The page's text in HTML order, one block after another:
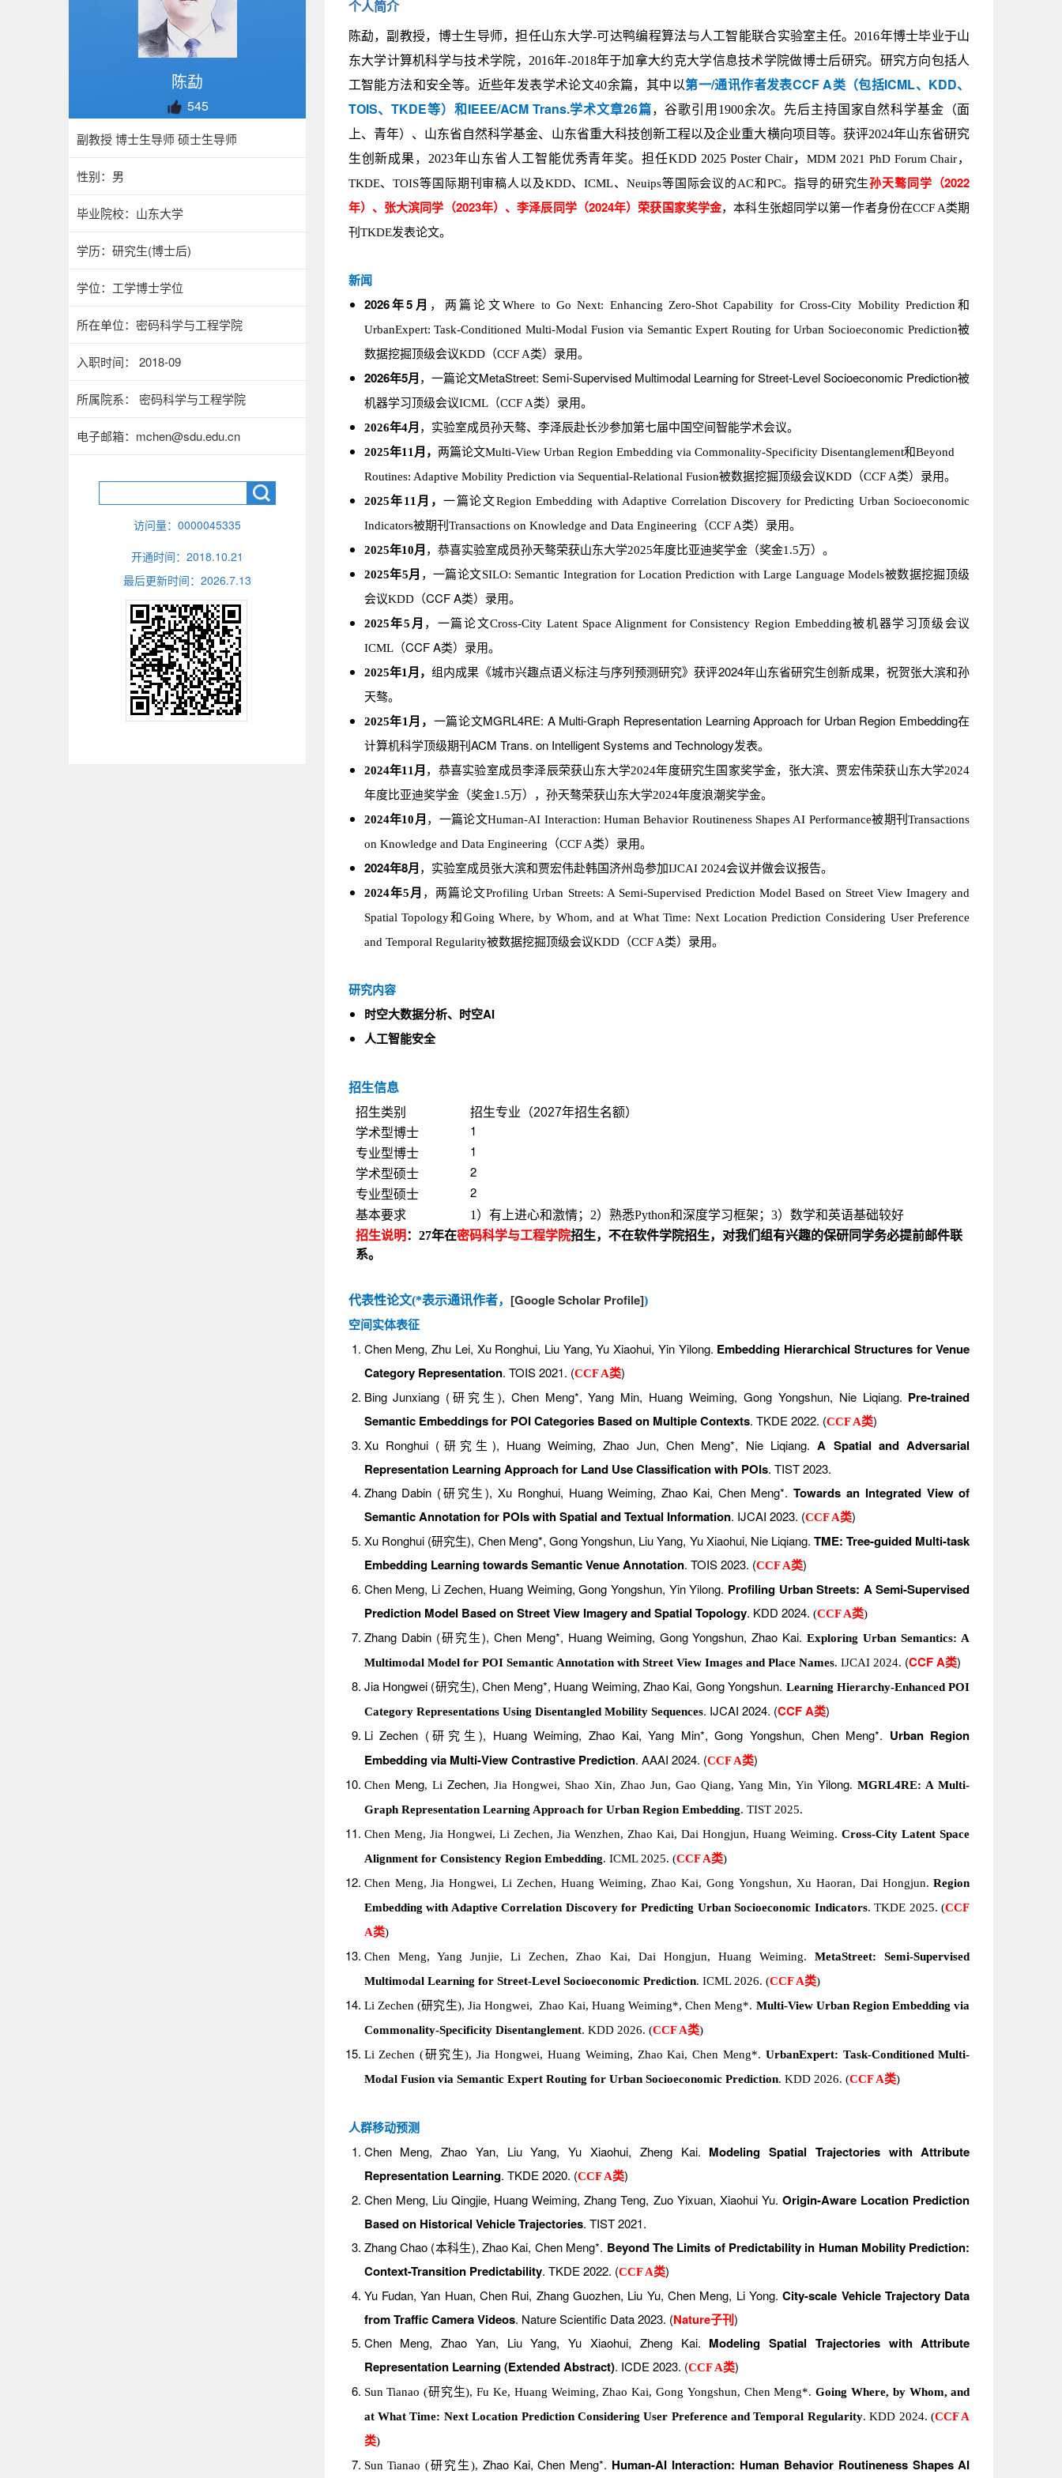
陈勐
545
副教授 博士生导师 硕士生导师
性别：男
毕业院校：山东大学
学历：研究生(博士后)
学位：工学博士学位
所在单位：密码科学与工程学院
入职时间： 2018-09
所属院系： 密码科学与工程学院
电子邮箱： mchen@sdu.edu.cn
访问量： 0000045335
开通时间： 2018.10.21
最后更新时间： 2026.7.13
个人简介
陈勐，副教授，博士生导师，担任山东大学-可达鸭编程算法与人工智能联合实验室主任。2016年博士毕业于山
东大学计算机科学与技术学院，2016年-2018年于加拿大约克大学信息技术学院做博士后研究。研究方向包括人
工智能方法和安全等。近些年发表学术论文40余篇，其中以第一/通讯作者发表CCF A类（包括ICML、KDD、
TOIS、TKDE等）和IEEE/ACM Trans.学术文章26篇，谷歌引用1900余次。先后主持国家自然科学基金（面
上、青年）、山东省自然科学基金、山东省重大科技创新工程以及企业重大横向项目等。 获评2024年山东省研究
生创新成果，2023年山东省人工智能优秀青年奖。担任KDD 2025 Poster Chair， MDM 2021 PhD Forum Chair，
TKDE、TOIS等国际期刊审稿人以及KDD、ICML、Neuips等国际会议的AC和PC。指导的研究生孙天骜同学 （2022
年） 、张大滨同学 （2023年）、李泽辰同学（2024年）荣获国家奖学金，本科生张超同学以第一作者身份在CCF A类期
刊TKDE发表论文。
新闻
2026年5月 ， 两篇论文Where to Go Next: Enhancing Zero-Shot Capability for Cross-City Mobility Prediction和
UrbanExpert: Task-Conditioned Multi-Modal Fusion via Semantic Expert Routing for Urban Socioeconomic Prediction被
数据挖掘顶级会议KDD（CCF A类）录用。
2026年5月，一篇论文MetaStreet: Semi-Supervised Multimodal Learning for Street-Level Socioeconomic Prediction被
机器学习顶级会议ICML（CCF A类）录用。
2026年4月 ， 实验室成员孙天骜、 李泽辰赴长沙参加第七届中国空间智能学术会议。
2025年11月 ， 两篇论文Multi-View Urban Region Embedding via Commonality-Specificity Disentanglement和Beyond
Routines: Adaptive Mobility Prediction via Sequential-Relational Fusion被数据挖掘顶级会议KDD（CCF A类）录用。
2025年11月 ，一篇论文Region Embedding with Adaptive Correlation Discovery for Predicting Urban Socioeconomic
Indicators被期刊Transactions on Knowledge and Data Engineering（CCF A类）录用。
2025年10月 ，恭喜实验室成员孙天骜荣获山东大学2025年度比亚迪奖学金（奖金1.5万）。
2025年5月 ，一篇论文SILO: Semantic Integration for Location Prediction with Large Language Models被数据挖掘顶级
会议KDD（CCF A类）录用。
2025年5月 ，一篇论文Cross-City Latent Space Alignment for Consistency Region Embedding被机器学习顶级会议
ICML（CCF A类）录用。
2025年1月 ，组内成果《城市兴趣点语义标注与序列预测研究》获评2024年山东省研究生创新成果，祝贺张大滨和孙
天骜。
2025年1月 ， 一篇论文MGRL4RE: A Multi-Graph Representation Learning Approach for Urban Region Embedding在
计算机科学顶级期刊ACM Trans. on Intelligent Systems and Technology发表。
2024年11月 ，恭喜实验室成员李泽辰荣获山东大学2024年度研究生国家奖学金，张大滨、贾宏伟荣获山东大学2024
年度比亚迪奖学金（奖金1.5万），孙天骜荣获山东大学2024年度浪潮奖学金。
2024年10月 ，一篇论文Human-AI Interaction: Human Behavior Routineness Shapes AI Performance被期刊Transactions
on Knowledge and Data Engineering（CCF A类）录用。
2024年8月，
实验室成员张大滨和贾宏伟赴韩国济州岛参加IJCAI 2024会议并做会议报告。
2024年5月 ，两篇论文Profiling Urban Streets: A Semi-Supervised Prediction Model Based on Street View Imagery and
Spatial Topology和Going Where, by Whom, and at What Time: Next Location Prediction Considering User Preference
and Temporal Regularity被数据挖掘顶级会议KDD（CCF A类）录用。
研究内容
时空大数据分析、时空AI
人工智能安全
招生信息
招生类别
招生专业（2027年招生名额）
学术型博士
1
专业型博士 1
学术型硕士 2
专业型硕士 2
基本要求 1 ）有上进心和激情；2）熟悉Python和深度学习框架；3）数学和英语基础较好
招生说明 ：27年在密码科学与工程学院招生，不在软件学院招生，对我们组有兴趣的保研同学务必提前邮件联
系。
代表性论文(*表示通讯作者， [Google Scholar Profile])
空间实体表征
Chen Meng, Zhu Lei, Xu Ronghui, Liu Yang, Yu Xiaohui, Yin Yilong. Embedding Hierarchical Structures for Venue
Category Representation. TOIS 2021. (CCF A类)
Bing Junxiang (研究生), Chen Meng*, Yang Min, Huang Weiming, Gong Yongshun, Nie Liqiang. Pre-trained
Semantic Embeddings for POI Categories Based on Multiple Contexts. TKDE 2022. (CCF A类)
Xu Ronghui (研究生), Huang Weiming, Zhao Jun, Chen Meng*, Nie Liqiang.A Spatial and Adversarial
Representation Learning Approach for Land Use Classification with POIs. TIST 2023.
Zhang Dabin (研究生), Xu Ronghui, Huang Weiming, Zhao Kai, Chen Meng*.Towards an Integrated View of
Semantic Annotation for POIs with Spatial and Textual Information. IJCAI 2023. (CCF A类)
Xu Ronghui (研究生), Chen Meng*, Gong Yongshun, Liu Yang, Yu Xiaohui, Nie Liqiang.TME: Tree-guided Multi-task
Embedding Learning towards Semantic Venue Annotation. TOIS 2023. (CCF A类)
Chen Meng, Li Zechen, Huang Weiming, GongYongshun, YinYilong. Profiling Urban Streets: A Semi-Supervised
Prediction Model Based on Street View Imagery and Spatial Topology. KDD 2024. (CCF A类)
Zhang Dabin (研究生), Chen Meng*, Huang Weiming, Gong Yongshun,Zhao Kai.Exploring Urban Semantics: A
Multimodal Model for POI Semantic Annotation with Street View Images and Place Names. IJCAI 2024. (CCF A类)
Jia Hongwei (研究生),Chen Meng*, Huang Weiming, Zhao Kai, Gong Yongshun. Learning Hierarchy-Enhanced POI
Category Representations Using Disentangled Mobility Sequences. IJCAI 2024. (CCF A类)
Li Zechen (研究生), Huang Weiming, Zhao Kai, Yang Min*, Gong Yongshun, Chen Meng*. Urban Region
Embedding via Multi-View Contrastive Prediction. AAAI 2024. (CCF A类)
Chen Meng, Li Zechen, Jia Hongwei, Shao Xin, Zhao Jun, Gao Qiang, Yang Min, YinYilong.MGRL4RE: A Multi-
Graph Representation Learning Approach for Urban Region Embedding. TIST 2025.
Chen Meng, Jia Hongwei, Li Zechen, Jia Wenzhen, Zhao Kai, Dai Hongjun, Huang Weiming.Cross-City Latent Space
Alignment for Consistency Region Embedding. ICML 2025. (CCF A类)
Chen Meng, Jia Hongwei, Li Zechen, Huang Weiming, Zhao Kai, Gong Yongshun, Xu Haoran, Dai Hongjun.Region
Embedding with Adaptive Correlation Discovery for Predicting Urban Socioeconomic Indicators. TKDE 2025.(CCF
A类)
Chen Meng, Yang Junjie, Li Zechen, Zhao Kai, Dai Hongjun, Huang Weiming.MetaStreet: Semi-Supervised
Multimodal Learning for Street-Level Socioeconomic Prediction. ICML 2026. (CCF A类)
Li Zechen (研究生), Jia Hongwei, Zhao Kai, Huang Weiming*, Chen Meng*. Multi-View Urban Region Embedding via
Commonality-Specificity Disentanglement. KDD 2026. (CCF A类)
Li Zechen (研究生), Jia Hongwei, Huang Weiming, Zhao Kai, Chen Meng*. UrbanExpert: Task-Conditioned Multi-
Modal Fusion via Semantic Expert Routing for Urban Socioeconomic Prediction. KDD 2026. (CCF A类)
人群移动预测
Chen Meng, Zhao Yan, Liu Yang, Yu Xiaohui, Zheng Kai. Modeling Spatial Trajectories with Attribute
Representation Learning. TKDE 2020. (CCF A类)
Chen Meng, Liu Qingjie, Huang Weiming, Zhang Teng, Zuo Yixuan, Xiaohui Yu.Origin-Aware Location Prediction
Based on Historical Vehicle Trajectories. TIST 2021.
Zhang Chao (本科生), Zhao Kai, Chen Meng*. Beyond The Limits of Predictability in Human Mobility Prediction:
Context-Transition Predictability. TKDE 2022. (CCF A类)
Yu Fudan, Yan Huan, Chen Rui, Zhang Guozhen, Liu Yu, Chen Meng, Li Yong.City-scale Vehicle Trajectory Data
from Traffic Camera Videos. Nature Scientific Data 2023. (Nature子刊)
Chen Meng, Zhao Yan, Liu Yang, Yu Xiaohui, Zheng Kai. Modeling Spatial Trajectories with Attribute
Representation Learning (Extended Abstract). ICDE 2023. (CCF A类)
SunTianao (研究生), FuKe, Huang Weiming, ZhaoKai, Gong Yongshun, ChenMeng*.Going Where, by Whom, and
at What Time: Next Location Prediction Considering User Preference and Temporal Regularity.KDD 2024.(CCF A
类)
SunTianao (研究生), Zhao Kai,Chen Meng*. Human-AI Interaction: Human Behavior Routineness Shapes AI